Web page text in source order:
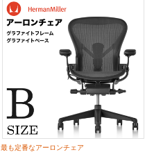
最も定番なアーロンチェア